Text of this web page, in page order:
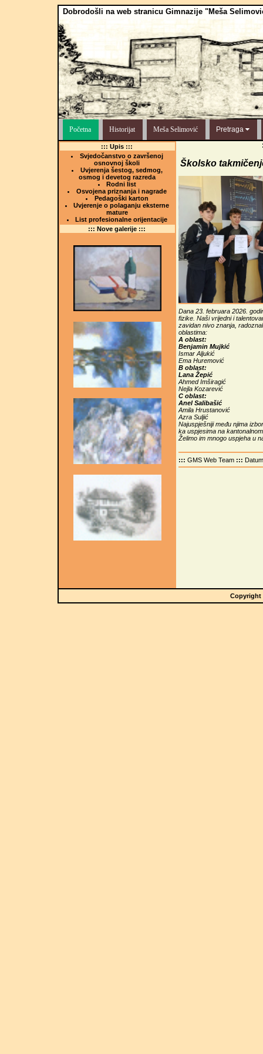
Dobrodošli na web stranicu Gimnazije "Meša
Početna Historijat Meša Selimović Pretraga
::: Upis :::
Svjedočanstvo o završenoj
osnovnoj školi
Uvjerenja šestog, sedmog,
osmog i devetog razreda
Rodni list
Osvojena priznanja i nagrade
Pedagoški karton
Uvjerenje o polaganju eksterne
mature
List profesionalne orijentacije
::: Nove galerije :::
Školsko
Dana 23. februara 2026.
fizike. Naši vrijedni i
zavidan nivo znanja,
oblastima:
A oblast:
Benjamin Mujkić
Ismar Aljukić
Ema Huremović
B oblast:
Lana Žepić
Ahmed Imširagić
Nejla Kozarević
C oblast:
Anel Salibašić
Amila Hrustanović
Azra Suljić
Najuspješniji među njima
ka uspjesima na
Želimo im mnogo uspjeha u
::: GMS Web Team :::
Copyright